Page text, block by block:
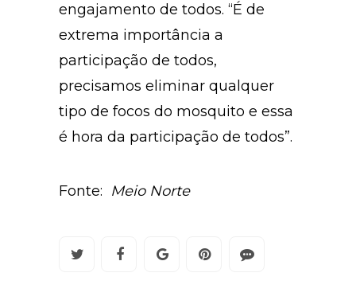
engajamento de todos. “É de
extrema importância a
participação de todos,
precisamos eliminar qualquer
tipo de focos do mosquito e essa
é hora da participação de todos”.
Fonte: Meio Norte